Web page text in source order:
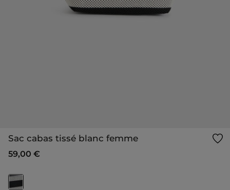
Sac cabas tissé blanc femme
59,00 €